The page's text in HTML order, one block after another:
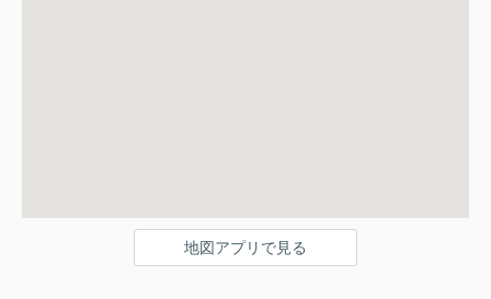
地図アプリで見る